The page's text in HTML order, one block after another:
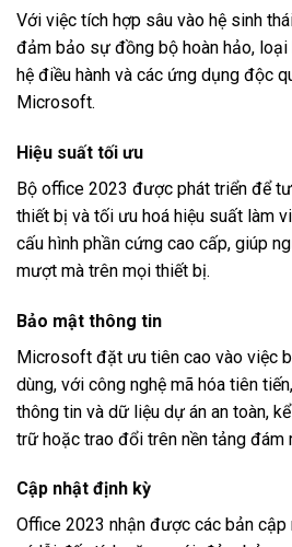
Với việc tích hợp sâu vào hệ sinh
đảm bảo sự đồng bộ hoàn hảo,
hệ điều hành và các ứng dụng độc
Microsoft.
Hiệu suất tối ưu
Bộ office 2023 được phát triển để
thiết bị và tối ưu hoá hiệu suất làm
cấu hình phần cứng cao cấp, giúp
mượt mà trên mọi thiết bị.
Bảo mật thông tin
Microsoft đặt ưu tiên cao vào việc
dùng, với công nghệ mã hóa tiên
thông tin và dữ liệu dự án an toàn,
trữ hoặc trao đổi trên nền tảng đám
Cập nhật định kỳ
Office 2023 nhận được các bản